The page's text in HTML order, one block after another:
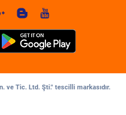
ve Tic. Ltd. Şti." tescilli markasıdır.